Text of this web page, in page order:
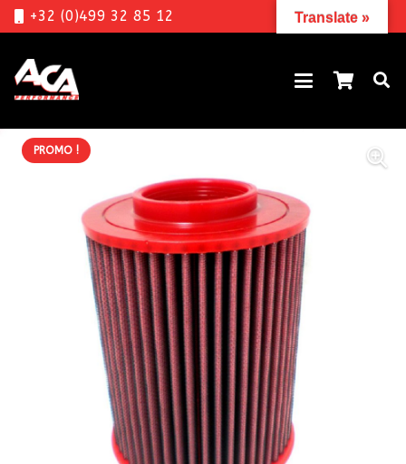
+32 (0)499 32 85 12
PROMO !
Translate »